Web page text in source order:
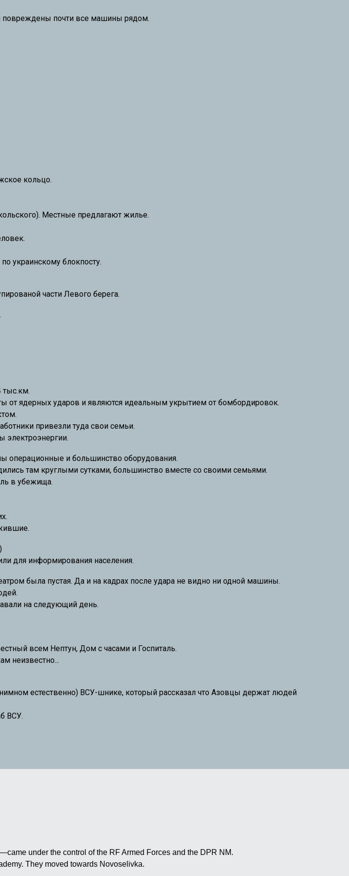
повреждены почти все машины рядом.
кольцо.
Местные предлагают жилье.
украинскому блокпосту.
части Левого берега.
тыс.км.
ядерных ударов и являются идеальным укрытием от бомбордировок.
привезли туда свои семьи.
электроэнергии.
операционные и большинство оборудования.
там круглыми сутками, большинство вместе со своими семьями.
в убежища.
для информирования населения.
была пустая. Да и на кадрах после удара не видно ни одной машины.
на следующий день.
всем Нептун, Дом с часами и Госпиталь.
неизвестно...
естественно) ВСУ-шнике, который рассказал что Азовцы держатлюдей
ВСУ.
under the control of the RF Armed Forces and the DPR NM.
They moved towards Novoselivka.